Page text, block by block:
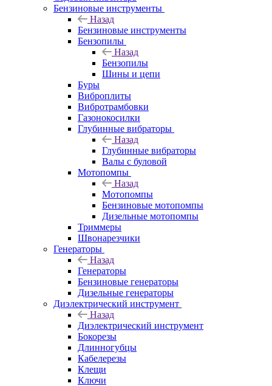
Бензиновые инструменты
Назад
Бензиновые инструменты
Бензопилы
Назад
Бензопилы
Шины и цепи
Буры
Виброплиты
Вибротрамбовки
Газонокосилки
Глубинные вибраторы
Назад
Глубинные вибраторы
Валы с буловой
Мотопомпы
Назад
Мотопомпы
Бензиновые мотопомпы
Дизельные мотопомпы
Триммеры
Швонарезчики
Генераторы
Назад
Генераторы
Бензиновые генераторы
Дизельные генераторы
Диэлектрический инструмент
Назад
Диэлектрический инструмент
Бокорезы
Длинногубцы
Кабелерезы
Клещи
Ключи